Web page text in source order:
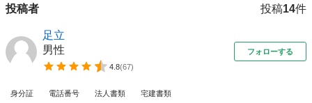
投稿者 投稿14件
足立
男性
4.8(67)
フォローする
身分証 電話番号 法人書類 宅建書類